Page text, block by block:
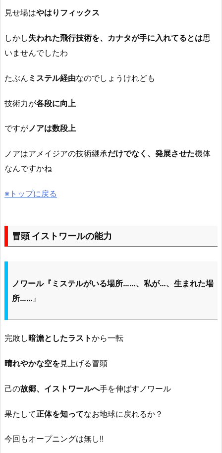
見せ場はやはりフィックス
しかし失われた飛行技術を、カナタが手に入れてるとは思
いませんでしたわ
たぶん ミステル経由なのでしょうけれども
技術力が各段に向上
ですがノアは数段上
ノアはアメイジアの技術継承だけでなく、発展させた機体
なんですかね
※トップに戻る
冒頭 イストワールの能力
ノワール『ミステルがいる場所……、私が…、生まれた場
所…… 』
完敗し暗澹としたラストから一転
晴れやかな空を見上げる冒頭
己の故郷、イストワールへ手を伸ばすノワール
果たして正体を知ってなお地球に戻れるか？
今回もオープニングは無し!!